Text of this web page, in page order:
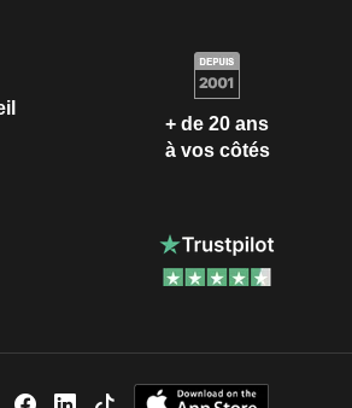
+ de 20 ans
à vos côtés